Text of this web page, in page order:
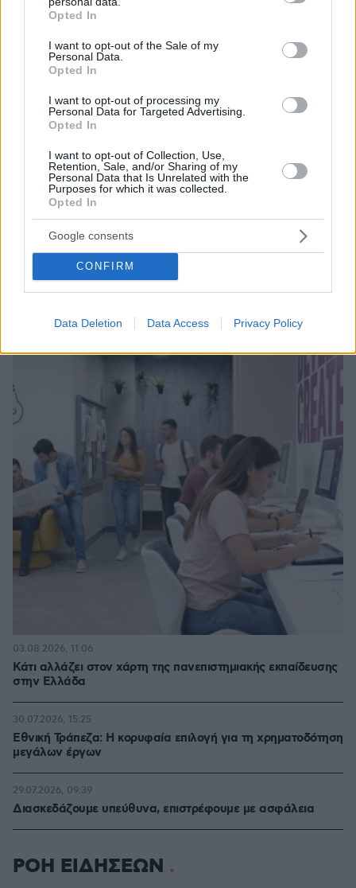
grant or deny consent to Google and its third-party tags to
use your data for below specified purposes in below Google
consent section.
Opted In
I want to opt-out of the Sale of my
Personal Data.
Opted In
I want to opt-out of processing my
Personal Data for Targeted Advertising.
Opted In
I want to opt-out of Collection, Use,
Retention, Sale, and/or Sharing of my
Personal Data that Is Unrelated with the
Purposes for which it was collected.
Opted In
Google consents
CONFIRM
Data Deletion Data Access Privacy Policy
Ξέμεινε από τη φουρτούνα στην Αστυπάλαια ο
Κασσελάκης και του τραγούδησαν το «Bella
Thema Insights
Κάτι αλλάζει στον χάρτη της πανεπιστημιακής εκπαίδευσης
στην Ελλάδα
03.08.2026, 11:06
Εθνική Τράπεζα: Η κορυφαία επιλογή για τη χρηματοδότηση
μεγάλων έργων
30.07.2026, 15:25
Διασκεδάζουμε υπεύθυνα, επιστρέφουμε με ασφάλεια
29.07.2026, 09:39
και μάθετε πρώτοι όλες τις ειδήσεις
Δείτε όλες τις τελευταίεςΕιδήσεις
και τον Κόσμο, τη στιγμή που συμβαίνουν, στο
Protothema.gr
ΡΟΗ ΕΙΔΗΣΕΩΝ